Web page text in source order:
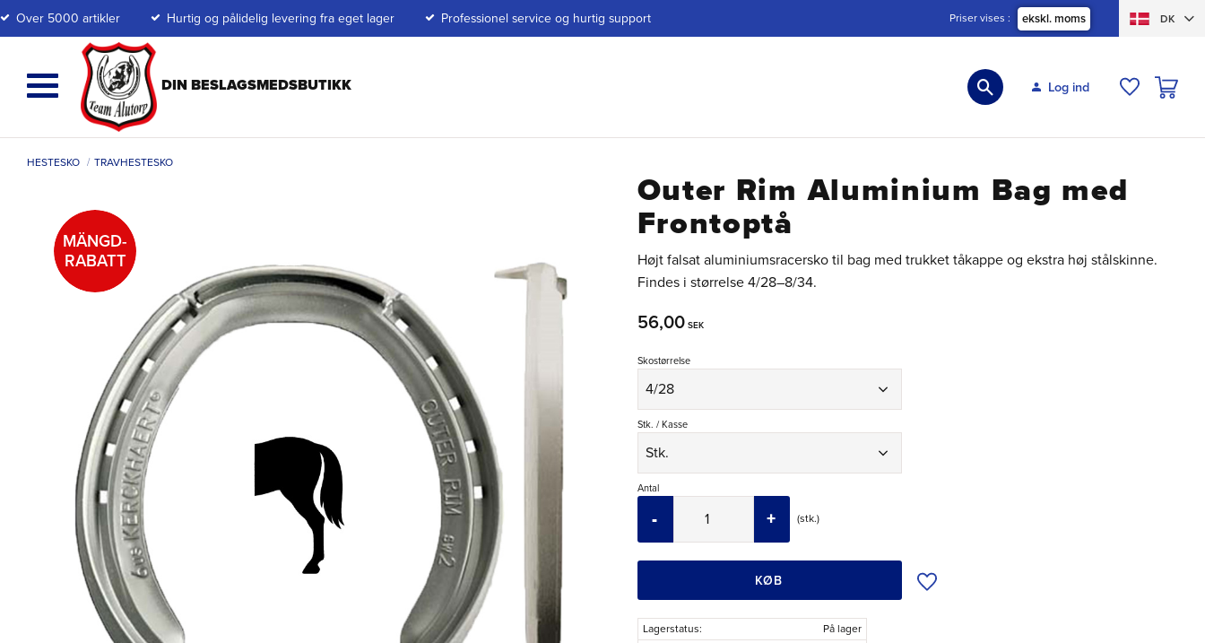
Over 5000 artikler Hurtig og pålidelig levering fra eget lager Professionel service og hurtig support Priser vises ekskl. moms DK
Log ind
HESTESKO TRAVHESTESKO
Outer Rim Aluminium Bag med
Frontoptå
Højt falsat aluminiumsracersko til bag med trukket tåkappe og ekstra høj stålskinne.
Findes i størrelse 4/28–8/34.
MÄNGD-
RABATT
56,00SEK
Skostørrelse
Stk. / Kasse
Antal
stk.
+
-
KØB Tilføj til ønskeliste
Lagerstatus
På lager